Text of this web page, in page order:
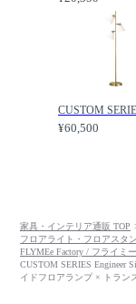
¥60,500
家具・インテリア通販 TOP
フロアライト・フロアスタ
FLYMEe Factory / フライミ
CUSTOM SERIES Engineer
イドフロアランプ × トラン